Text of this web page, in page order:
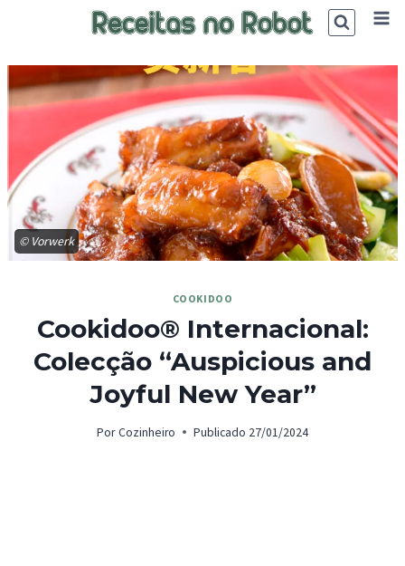
© Vorwerk
COOKIDOO
Cookidoo® Internacional:
Colecção “Auspicious and
Joyful New Year”
Por Cozinheiro Publicado 27/01/2024